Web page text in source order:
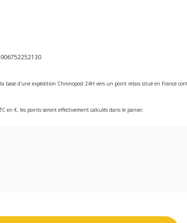
base d'une expédition Chronopost 24H vers un point relais situé en France
en €, les points seront effectivement calculés dans le panier.